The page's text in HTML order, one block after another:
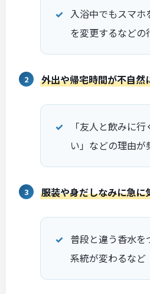
入浴中でもスマホ
を変更するなどの
外出や帰宅時間が不自然
「友人と飲みに
い」などの理由が
服装や身だしなみに急に
普段と違う香水
系統が変わるなど